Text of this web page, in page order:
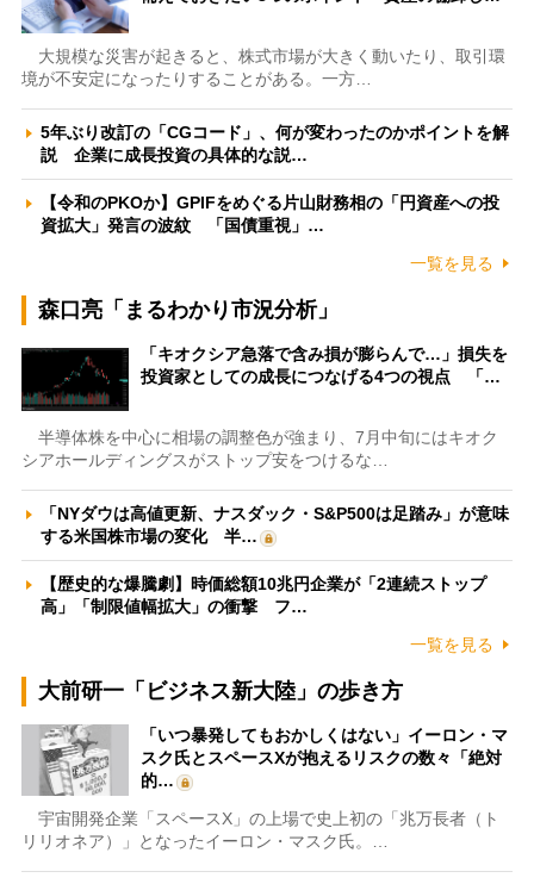
大規模な災害が起きると、株式市場が大きく動いたり、取引環
境が不安定になったりすることがある。一方…
5年ぶり改訂の「CGコード」、何が変わったのかポイントを解
説 企業に成長投資の具体的な説…
【令和のPKOか】GPIFをめぐる片山財務相の「円資産への投
資拡大」発言の波紋 「国債重視」…
一覧を見る
森口亮「まるわかり市況分析」
「キオクシア急落で含み損が膨らんで…」損失を
投資家としての成長につなげる4つの視点 「…
半導体株を中心に相場の調整色が強まり、7月中旬にはキオク
シアホールディングスがストップ安をつけるな…
「NYダウは高値更新、ナスダック・S&P500は足踏み」が意味
する米国株市場の変化 半…
【歴史的な爆騰劇】時価総額10兆円企業が「2連続ストップ
高」「制限値幅拡大」の衝撃 フ…
一覧を見る
大前研一「ビジネス新大陸」の歩き方
「いつ暴発してもおかしくはない」イーロン・マ
スク氏とスペースXが抱えるリスクの数々「絶対
的…
宇宙開発企業「スペースX」の上場で史上初の「兆万長者（ト
リリオネア）」となったイーロン・マスク氏。…